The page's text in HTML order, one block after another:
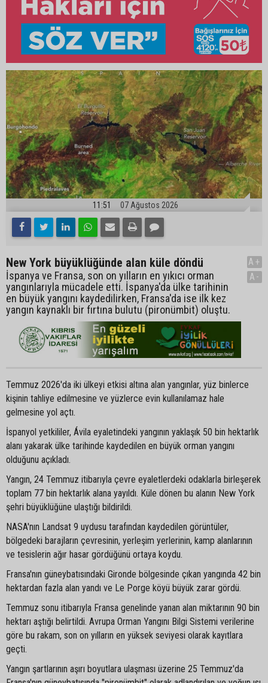
11:51 07 Ağustos 2026
New York büyüklüğünde alan küle döndü
İspanya ve Fransa, son on yılların en yıkıcı orman
yangınlarıyla mücadele etti. İspanya'da ülke tarihinin
en büyük yangını kaydedilirken, Fransa'da ise ilk kez
yangın kaynaklı bir fırtına bulutu (pironümbit) oluştu.
A+
A-
Temmuz 2026'da iki ülkeyi etkisi altına alan yangınlar, yüz binlerce
kişinin tahliye edilmesine ve yüzlerce evin kullanılamaz hale
gelmesine yol açtı.
İspanyol yetkililer, Ávila eyaletindeki yangının yaklaşık 50 bin hektarlık
alanı yakarak ülke tarihinde kaydedilen en büyük orman yangını
olduğunu açıkladı.
Yangın, 24 Temmuz itibarıyla çevre eyaletlerdeki odaklarla birleşerek
toplam 77 bin hektarlık alana yayıldı. Küle dönen bu alanın New York
şehri büyüklüğüne ulaştığı bildirildi.
NASA'nın Landsat 9 uydusu tarafından kaydedilen görüntüler,
bölgedeki barajların çevresinin, yerleşim yerlerinin, kamp alanlarının
ve tesislerin ağır hasar gördüğünü ortaya koydu.
Fransa'nın güneybatısındaki Gironde bölgesinde çıkan yangında 42 bin
hektardan fazla alan yandı ve Le Porge köyü büyük zarar gördü.
Temmuz sonu itibarıyla Fransa genelinde yanan alan miktarının 90 bin
hektarı aştığı belirtildi. Avrupa Orman Yangını Bilgi Sistemi verilerine
göre bu rakam, son on yılların en yüksek seviyesi olarak kayıtlara
geçti.
Yangın şartlarının aşırı boyutlara ulaşması üzerine 25 Temmuz'da